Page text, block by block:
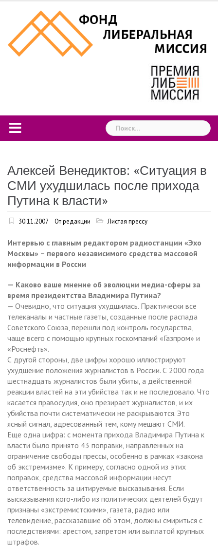
content
Найти:
Алексей Венедиктов: «Ситуация в
СМИ ухудшилась после прихода
Путина к власти»
30.11.2007 От редакции Листая прессу
Интервью с главным редактором радиостанции «Эхо
Москвы» – первого независимого средства массовой
информации в России
— Каково ваше мнение об эволюции медиа-сферы за
время президентства Владимира Путина?
— Очевидно, что ситуация ухудшилась. Практически все
телеканалы и частные газеты, созданные после распада
Советского Союза, перешли под контроль государства,
чаще всего с помощью крупных госкомпаний «Газпром» и
«Роснефть».
С другой стороны, две цифры хорошо иллюстрируют
ухудшение положения журналистов в России. С 2000 года
шестнадцать журналистов были убиты, а действенной
реакции властей на эти убийства так и не последовало. Что
касается правосудия, оно презирает журналистов, и их
убийства почти систематически не раскрываются. Это
ясный сигнал, адресованный тем, кому мешают СМИ.
Еще одна цифра: с момента прихода Владимира Путина к
власти было принято 43 поправки, направленных на
ограничение свободы прессы, особенно в рамках «закона
об экстремизме». К примеру, согласно одной из этих
поправок, средства массовой информации несут
ответственность за цитируемые высказывания. Если
высказывания кого-либо из политических деятелей будут
признаны «экстремистскими», газета, радио или
телевидение, рассказавшие об этом, должны смириться с
последствиями: арестом, запретом или выплатой крупных
штрафов.